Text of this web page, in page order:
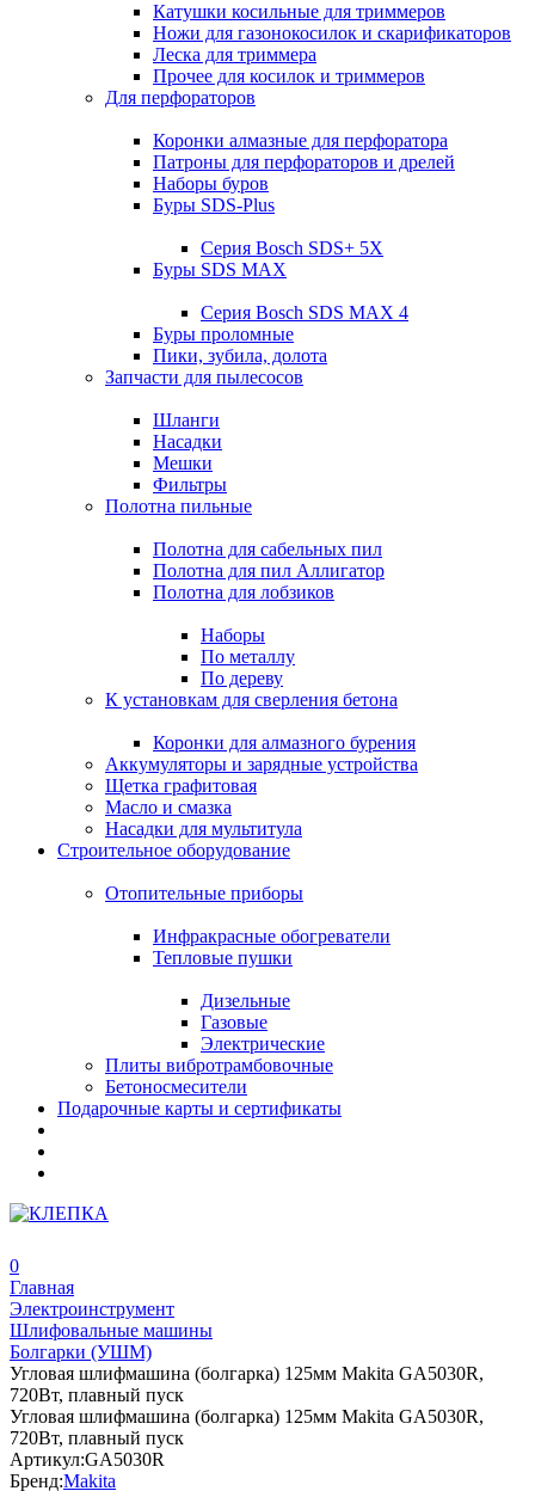
Катушки косильные для триммеров
Ножи для газонокосилок и скарификаторов
Леска для триммера
Прочее для косилок и триммеров
Для перфораторов
Коронки алмазные для перфоратора
Патроны для перфораторов и дрелей
Наборы буров
Буры SDS-Plus
Серия Bosch SDS+ 5X
Буры SDS MAX
Серия Bosch SDS MAX 4
Буры проломные
Пики, зубила, долота
Запчасти для пылесосов
Шланги
Насадки
Мешки
Фильтры
Полотна пильные
Полотна для сабельных пил
Полотна для пил Аллигатор
Полотна для лобзиков
Наборы
По металлу
По дереву
К установкам для сверления бетона
Коронки для алмазного бурения
Аккумуляторы и зарядные устройства
Щетка графитовая
Масло и смазка
Насадки для мультитула
Строительное оборудование
Отопительные приборы
Инфракрасные обогреватели
Тепловые пушки
Дизельные
Газовые
Электрические
Плиты вибротрамбовочные
Бетоносмесители
Подарочные карты и сертификаты
0
Главная
Электроинструмент
Шлифовальные машины
Болгарки (УШМ)
Угловая шлифмашина (болгарка) 125мм Makita GA5030R,
720Вт, плавный пуск
Угловая шлифмашина (болгарка) 125мм Makita GA5030R,
720Вт, плавный пуск
Артикул:GA5030R
Бренд:Makita